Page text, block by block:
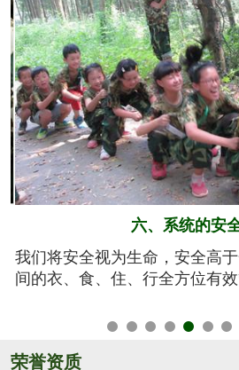
五、规范的军
亮剑军事夏令营的训练基地训
氛围浓厚，后勤保障完善，管
荣誉资质